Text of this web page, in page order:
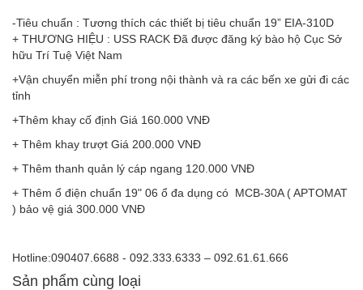
-Tiêu chuẩn : Tương thích các thiết bị tiêu chuẩn 19” EIA-310D
+ THƯƠNG HIỆU : USS RACK Đã được đăng ký bào hộ Cục Sở
hữu Trí Tuệ Việt Nam
+Vận chuyển miễn phí trong nội thành và ra các bến xe gửi đi các
tỉnh
+Thêm khay cố định Giá 160.000 VNĐ
+ Thêm khay trượt Giá 200.000 VNĐ
+ Thêm thanh quản lý cáp ngang 120.000 VNĐ
+ Thêm ổ điện chuẩn 19" 06 ổ đa dụng có MCB-30A ( APTOMAT
) bảo vệ giá 300.000 VNĐ
Hotline:090407.6688 - 092.333.6333 – 092.61.61.666
Sản phẩm cùng loại